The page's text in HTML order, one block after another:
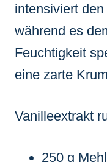
intensiviert
während es
Feuchtigkeit
eine zarte
Vanilleextrakt
250 g Mehl